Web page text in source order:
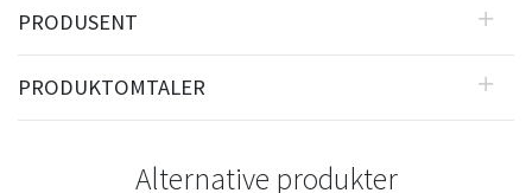
PRODUSENT
PRODUKTOMTALER
Alternative produkter